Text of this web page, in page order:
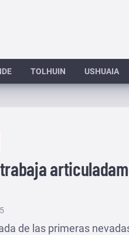
TOLHUIN USHUAIA
de las primeras